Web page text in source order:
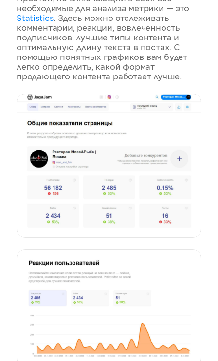
необходимые для анализа метрики — это
Statistics. Здесь можно отслеживать
комментарии, реакции, вовлеченность
подписчиков, лучшие типы контента и
оптимальную длину текста в постах. С
помощью понятных графиков вам будет
легко определить, какой формат
продающего контента работает лучше.